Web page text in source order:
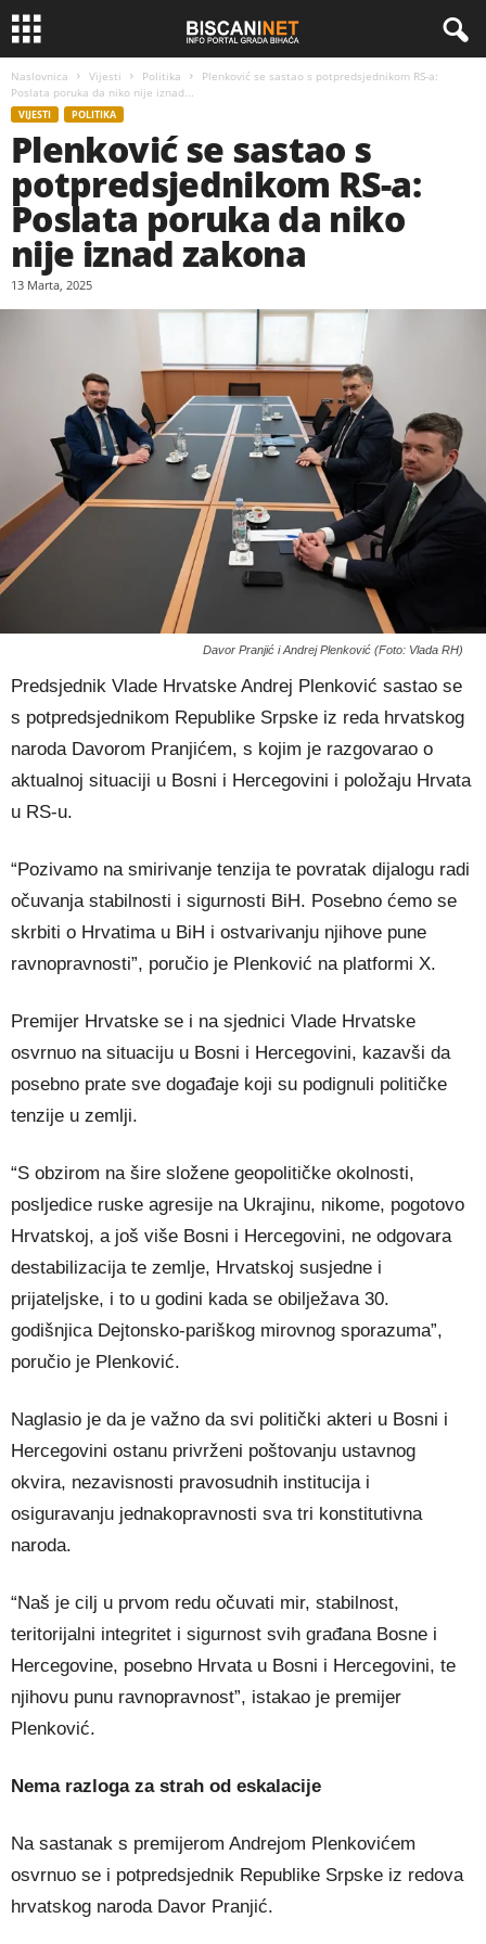
Naslovnica Vijesti Politika
Plenković se sastao s potpredsjednikom RS-a:
Poslata poruka da niko nije iznad...
VIJESTI POLITIKA
Plenković se sastao s
potpredsjednikom RS-a:
Poslata poruka da niko
nije iznad zakona
13 Marta, 2025
Davor Pranjić i Andrej Plenković (Foto: Vlada RH)
Predsjednik Vlade Hrvatske Andrej Plenković sastao se
s potpredsjednikom Republike Srpske iz reda hrvatskog
naroda Davorom Pranjićem, s kojim je razgovarao o
aktualnoj situaciji u Bosni i Hercegovini i položaju Hrvata
u RS-u.
“Pozivamo na smirivanje tenzija te povratak dijalogu radi
očuvanja stabilnosti i sigurnosti BiH. Posebno ćemo se
skrbiti o Hrvatima u BiH i ostvarivanju njihove pune
ravnopravnosti”, poručio je Plenković na platformi X.
Premijer Hrvatske se i na sjednici Vlade Hrvatske
osvrnuo na situaciju u Bosni i Hercegovini, kazavši da
posebno prate sve događaje koji su podignuli političke
tenzije u zemlji.
“S obzirom na šire složene geopolitičke okolnosti,
posljedice ruske agresije na Ukrajinu, nikome, pogotovo
Hrvatskoj, a još više Bosni i Hercegovini, ne odgovara
destabilizacija te zemlje, Hrvatskoj susjedne i
prijateljske, i to u godini kada se obilježava 30.
godišnjica Dejtonsko-pariškog mirovnog sporazuma”,
poručio je Plenković.
Naglasio je da je važno da svi politički akteri u Bosni i
Hercegovini ostanu privrženi poštovanju ustavnog
okvira, nezavisnosti pravosudnih institucija i
osiguravanju jednakopravnosti sva tri konstitutivna
naroda.
“Naš je cilj u prvom redu očuvati mir, stabilnost,
teritorijalni integritet i sigurnost svih građana Bosne i
Hercegovine, posebno Hrvata u Bosni i Hercegovini, te
njihovu punu ravnopravnost”, istakao je premijer
Plenković.
Nema razloga za strah od eskalacije
Na sastanak s premijerom Andrejom Plenkovićem
osvrnuo se i potpredsjednik Republike Srpske iz redova
hrvatskog naroda Davor Pranjić.